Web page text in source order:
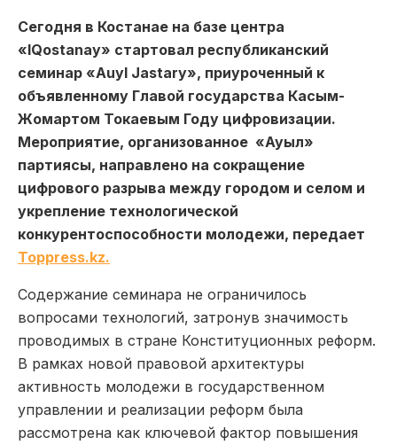
Сегодня в Костанае на базе центра
«IQostanay» стартовал республиканский
семинар «Auyl Jastary», приуроченный к
объявленному Главой государства Касым-
Жомартом Токаевым Году цифровизации.
Мероприятие, организованное «Ауыл»
партиясы, направлено на сокращение
цифрового разрыва между городом и селом и
укрепление технологической
конкурентоспособности молодежи, передает
Toppress.kz.
Содержание семинара не ограничилось
вопросами технологий, затронув значимость
проводимых в стране Конституционных реформ.
В рамках новой правовой архитектуры
активность молодежи в государственном
управлении и реализации реформ была
рассмотрена как ключевой фактор повышения